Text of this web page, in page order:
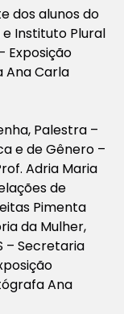
dos alunos do
e Instituto Plural
Exposição
Ana Carla
Palestra –
e de Gênero –
Adria Maria
de
Pimenta
da Mulher,
– Secretaria
Ana